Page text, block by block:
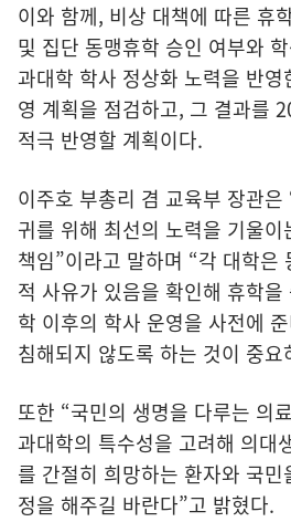
이와 함께, 비상 대책에 따른 휴
및 집단 동맹휴학 승인 여부와
과대학 학사 정상화 노력을 반
영 계획을 점검하고, 그 결과를
적극 반영할 계획이다.
이주호 부총리 겸 교육부 장관
귀를 위해 최선의 노력을 기울
책임”이라고 말하며 “각 대학은
적 사유가 있음을 확인해 휴학
학 이후의 학사 운영을 사전에
침해되지 않도록 하는 것이 중
또한 “국민의 생명을 다루는 의
과대학의 특수성을 고려해 의대
를 간절히 희망하는 환자와 국
정을 해주길 바란다”고 밝혔다.